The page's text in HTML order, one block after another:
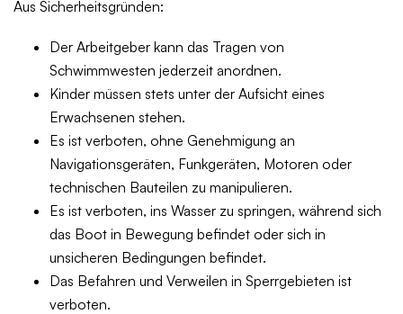
Aus Sicherheitsgründen:
Der Arbeitgeber kann das Tragen von
Schwimmwesten jederzeit anordnen.
Kinder müssen stets unter der Aufsicht eines
Erwachsenen stehen.
Es ist verboten, ohne Genehmigung an
Navigationsgeräten, Funkgeräten, Motoren oder
technischen Bauteilen zu manipulieren.
Es ist verboten, ins Wasser zu springen, während sich
das Boot in Bewegung befindet oder sich in
unsicheren Bedingungen befindet.
Das Befahren und Verweilen in Sperrgebieten ist
verboten.